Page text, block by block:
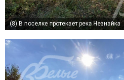
(8) В поселке протекает река Незнайка